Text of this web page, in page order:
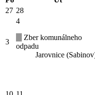
27 28
3
4
Zber komunálneho
odpadu
Jarovnice